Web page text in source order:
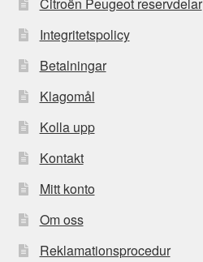
Citroën Peugeot reservdelar
Integritetspolicy
Betalningar
Klagomål
Kolla upp
Kontakt
Mitt konto
Om oss
Reklamationsprocedur